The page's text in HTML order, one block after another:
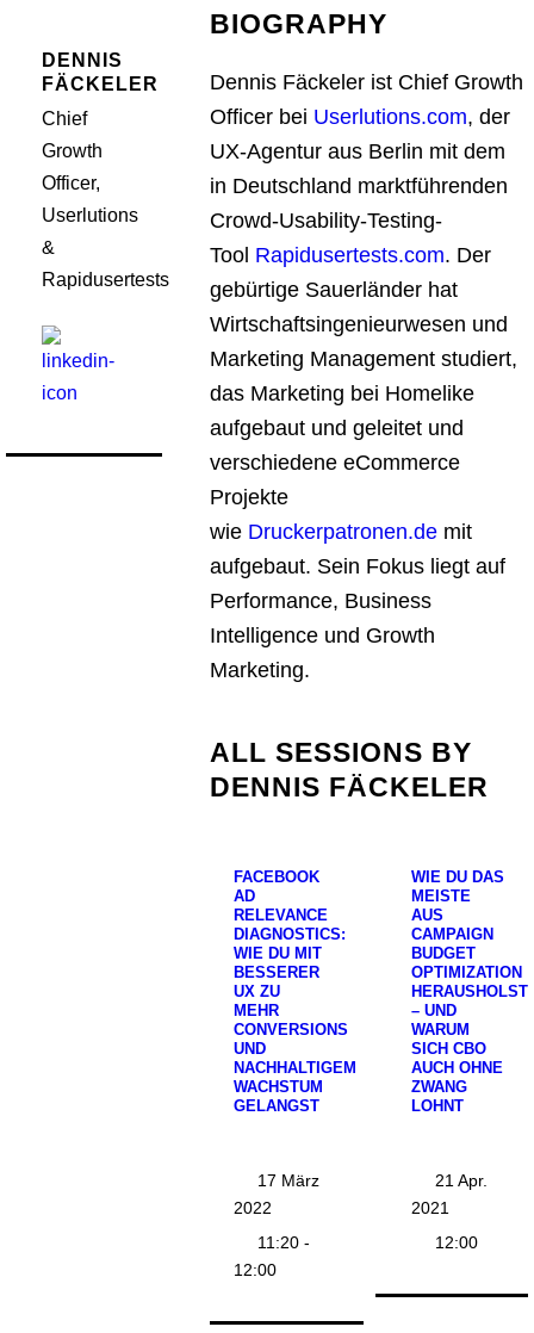
DENNIS
FÄCKELER
Chief
Growth
Officer,
Userlutions
&
Rapidusertests
BIOGRAPHY
Dennis Fäckeler ist Chief Growth
Officer bei Userlutions.com, der
UX-Agentur aus Berlin mit dem
in Deutschland marktführenden
Crowd-Usability-Testing-
Tool Rapidusertests.com. Der
gebürtige Sauerländer hat
Wirtschaftsingenieurwesen und
Marketing Management studiert,
das Marketing bei Homelike
aufgebaut und geleitet und
verschiedene eCommerce
Projekte
wie Druckerpatronen.de mit
aufgebaut. Sein Fokus liegt auf
Performance, Business
Intelligence und Growth
Marketing.
ALL SESSIONS BY
DENNIS FÄCKELER
FACEBOOK
AD
RELEVANCE
DIAGNOSTICS:
WIE DU MIT
BESSERER
UX ZU
MEHR
CONVERSIONS
UND
NACHHALTIGEM
WACHSTUM
GELANGST
17 März
2022
11:20 -
12:00
WIE DU DAS
MEISTE
AUS
CAMPAIGN
BUDGET
OPTIMIZATION
HERAUSHOLST
– UND
WARUM
SICH CBO
AUCH OHNE
ZWANG
LOHNT
21 Apr.
2021
12:00